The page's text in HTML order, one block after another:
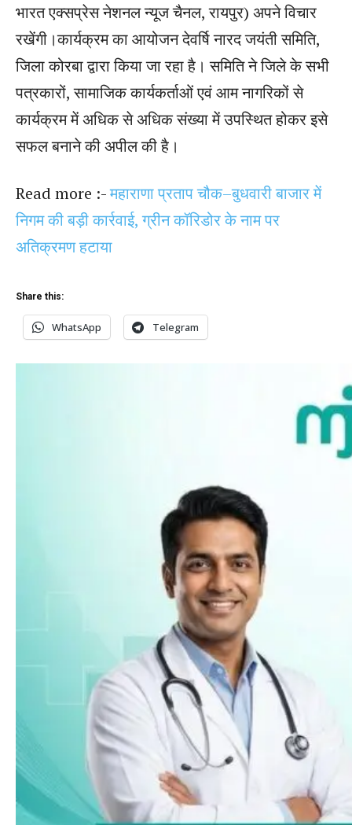
भारत एक्सप्रेस नेशनल न्यूज चैनल, रायपुर) अपने विचार
रखेंगी।कार्यक्रम का आयोजन देवर्षि नारद जयंती समिति,
जिला कोरबा द्वारा किया जा रहा है। समिति ने जिले के सभी
पत्रकारों, सामाजिक कार्यकर्ताओं एवं आम नागरिकों से
कार्यक्रम में अधिक से अधिक संख्या में उपस्थित होकर इसे
सफल बनाने की अपील की है।
Read more :-महाराणा प्रताप चौक–बुधवारी बाजार में
निगम की बड़ी कार्रवाई, ग्रीन कॉरिडोर के नाम पर
अतिक्रमण हटाया
Share this:
WhatsApp Telegram